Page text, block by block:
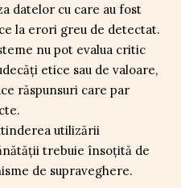
datelor cu care au fost
la erori greu de detectat.
nu pot evalua critic
etice sau de valoare,
răspunsuri care par
utilizării
trebuie însoțită de
de supraveghere.